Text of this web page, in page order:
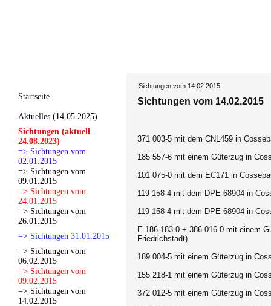
Startseite
Aktuelles (14.05.2025)
Sichtungen (aktuell
24.08.2023)
=> Sichtungen vom
02.01.2015
=> Sichtungen vom
09.01.2015
=> Sichtungen vom
24.01.2015
=> Sichtungen vom
26.01.2015
=> Sichtungen 31.01.2015
=> Sichtungen vom
06.02.2015
=> Sichtungen vom
09.02.2015
=> Sichtungen vom
14.02.2015
Sichtungen vom 14.02.2015
Sichtungen vom 14.02.2015
371 003-5 mit dem CNL459 in
185 557-6 mit einem Güterzug in
101 075-0 mit dem EC171 in
119 158-4 mit dem DPE 68904 in
119 158-4 mit dem DPE 68904 in
E 186 183-0 + 386 016-0 mit einem
Friedrichstadt)
189 004-5 mit einem Güterzug in
155 218-1 mit einem Güterzug in
372 012-5 mit einem Güterzug in